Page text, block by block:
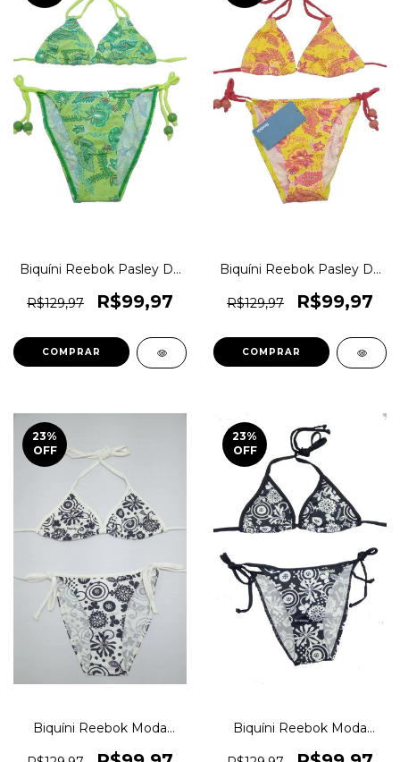
Biquíni Reebok Pasley De
1magnus
R$129,97 R$99,97
COMPRAR
Biquíni Reebok Pasley De
1magnus
R$129,97 R$99,97
COMPRAR
23%
OFF
Biquíni Reebok Moda
Amarração Original
23%
OFF
Biquíni Reebok Moda
Amarração Original